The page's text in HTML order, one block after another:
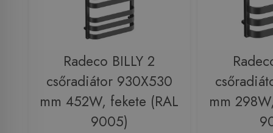
Radeco BILLY 2
csőradiátor 930X530
mm 452W, fekete (RAL
9005)
mm